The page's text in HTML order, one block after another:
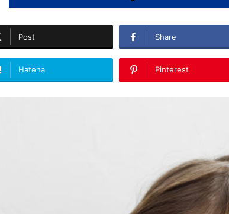
Post Share
Hatena Pinterest